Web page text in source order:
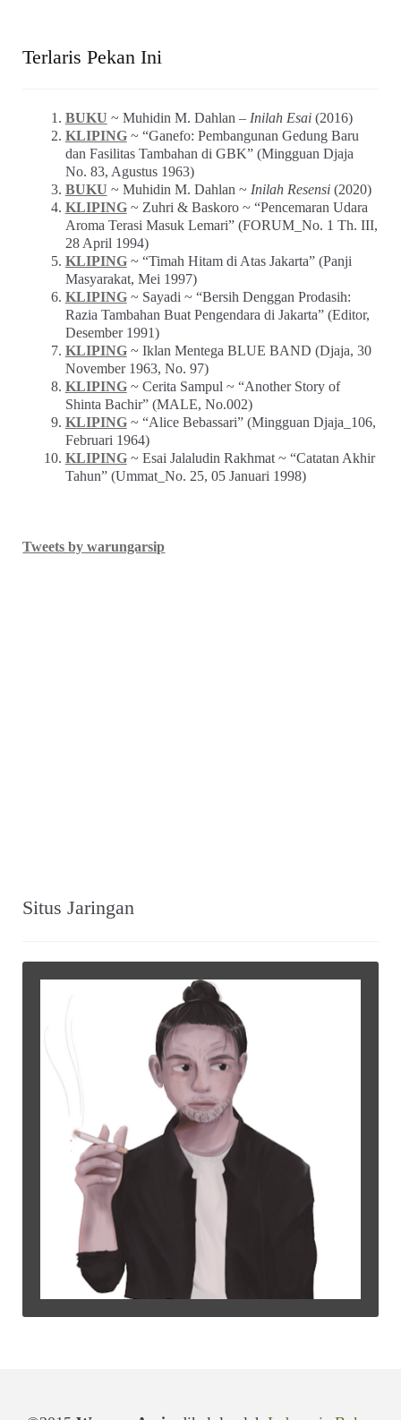
Terlaris Pekan Ini
BUKU ~ Muhidin M. Dahlan – Inilah Esai(2016)
KLIPING~ “Ganefo: Pembangunan Gedung Baru
dan Fasilitas Tambahan di GBK” (Mingguan Djaja
No. 83, Agustus 1963)
BUKU ~ Muhidin M. Dahlan ~ Inilah Resensi(2020)
KLIPING~ Zuhri & Baskoro ~ “Pencemaran Udara
Aroma Terasi Masuk Lemari” (FORUM_No. 1 Th. III,
28 April 1994)
KLIPING~ “Timah Hitam di Atas Jakarta” (Panji
Masyarakat, Mei 1997)
KLIPING~ Sayadi ~ “Bersih Denggan Prodasih:
Razia Tambahan Buat Pengendara di Jakarta” (Editor,
Desember 1991)
KLIPING~ Iklan Mentega BLUE BAND (Djaja, 30
November 1963, No. 97)
KLIPING~ Cerita Sampul ~ “Another Story of
Shinta Bachir” (MALE, No.002)
KLIPING~ “Alice Bebassari” (Mingguan Djaja_106,
Februari 1964)
KLIPING~ Esai Jalaludin Rakhmat ~ “Catatan Akhir
Tahun” (Ummat_No. 25, 05 Januari 1998)
Tweets by warungarsip
Situs Jaringan